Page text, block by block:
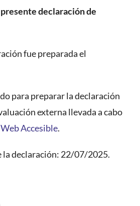
declaración de
fue preparada el
para preparar la declaración
externa llevada a cabo
Accesible.
declaración: 22/07/2025.